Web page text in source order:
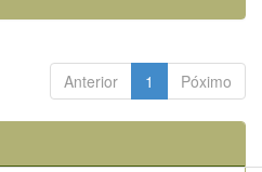
Anterior 1 Póximo